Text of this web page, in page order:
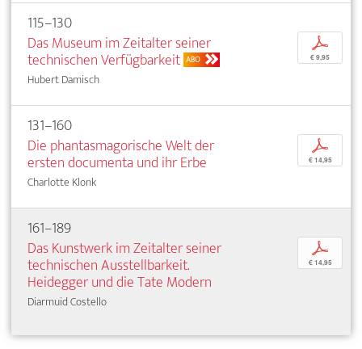
115–130
Das Museum im Zeitalter seiner
technischen Verfügbarkeit ABO
Hubert Damisch
p
€ 9,95
131–160
Die phantasmagorische Welt der
ersten documenta und ihr Erbe
Charlotte Klonk
p
€ 14,95
161–189
Das Kunstwerk im Zeitalter seiner
technischen Ausstellbarkeit.
Heidegger und die Tate Modern
Diarmuid Costello
p
€ 14,95